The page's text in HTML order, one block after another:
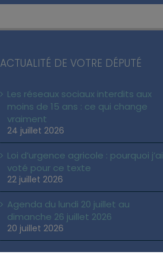
ACTUALITÉ DE VOTRE DÉPUTÉ
Les réseaux sociaux interdits aux
moins de 15 ans : ce qui change
vraiment
24 juillet 2026
Loi d’urgence agricole : pourquoi j’ai
voté pour ce texte
22 juillet 2026
Agenda du lundi 20 juillet au
dimanche 26 juillet 2026
20 juillet 2026